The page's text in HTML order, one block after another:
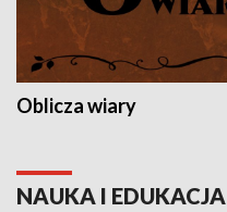
Oblicza wiary
NAUKA I EDUKACJA